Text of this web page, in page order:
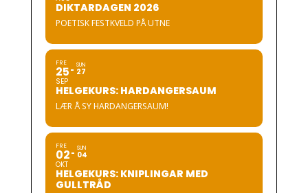
DIKTARDAGEN 2026
POETISK FESTKVELD PÅ UTNE
FRE
25
SEP
SUN
27
HELGEKURS: HARDANGERSAUM
LÆR Å SY HARDANGERSAUM!
FRE
02
OKT
SUN
04
HELGEKURS: KNIPLINGAR MED
GULLTRÅD